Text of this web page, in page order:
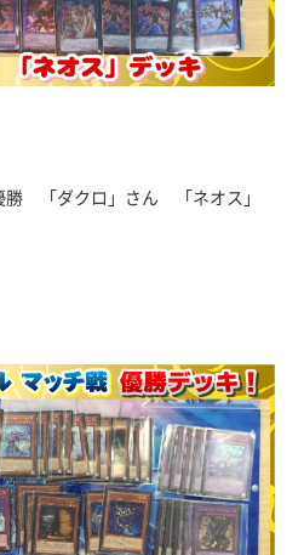
「ダクロ」さん 「ネオス」